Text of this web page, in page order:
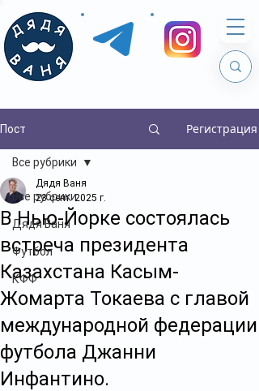
Пост Регистрация
Все рубрики
Дядя Ваня
Футбол
КФФ
Все рубрики
В Нью-Йорке состоялась
встреча президента
Казахстана Касым-
Жомарта Токаева с главой
международной федерации
футбола Джанни
Инфантино.
Дядя Ваня
23 сент. 2025 г.